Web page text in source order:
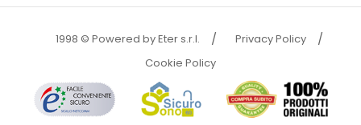
1998 © Powered by Eter s.r.l.
Privacy Policy
Cookie Policy